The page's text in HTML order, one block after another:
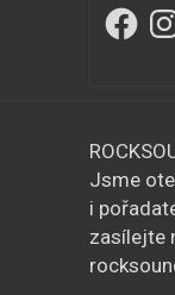
Jsme
i
zasílejte